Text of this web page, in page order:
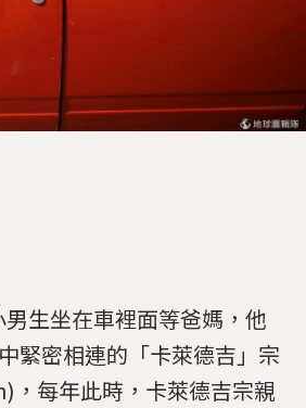
生坐在車裡面等爸媽，他
緊密相連的「卡萊德吉」宗
每年此時，卡萊德吉宗親